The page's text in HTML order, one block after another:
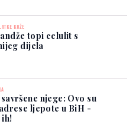
KOŽE
topi celulit s
dijela
njege: Ovo su
ljepote u BiH -